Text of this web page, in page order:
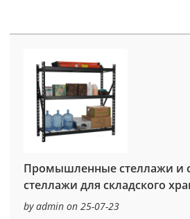
Промышленные стеллажи и
стеллажи для складского
by admin on 25-07-23